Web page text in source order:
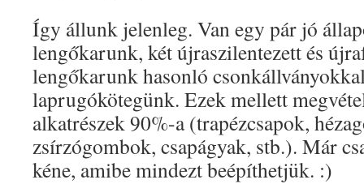
Így állunk jelenleg. Van egy pár jó
lengőkarunk, két újraszilentezett és
lengőkarunk hasonló
laprugókötegünk. Ezek mellett
alkatrészek 90%-a (trapézcsapok,
zsírzógombok, csapágyak, stb.). Már
kéne, amibe mindezt beépíthetjük. :)